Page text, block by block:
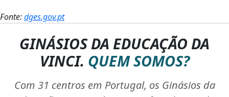
Fonte:dges.gov.pt
GINÁSIOS DA EDUCAÇÃO DA
VINCI. QUEM SOMOS?
Com 31 centros em Portugal, os Ginásios da